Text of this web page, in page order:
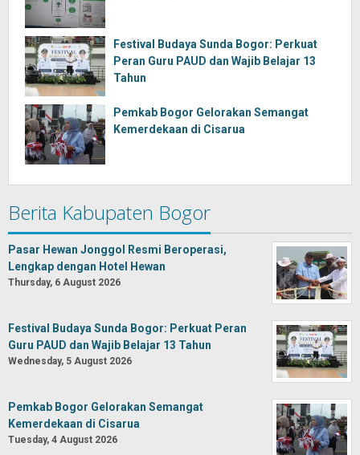
Festival Budaya Sunda Bogor: Perkuat
Peran Guru PAUD dan Wajib Belajar 13
Tahun
Pemkab Bogor Gelorakan Semangat
Kemerdekaan di Cisarua
Berita Kabupaten Bogor
Pasar Hewan Jonggol Resmi Beroperasi,
Lengkap dengan Hotel Hewan
Thursday, 6 August 2026
Festival Budaya Sunda Bogor: Perkuat Peran
Guru PAUD dan Wajib Belajar 13 Tahun
Wednesday, 5 August 2026
Pemkab Bogor Gelorakan Semangat
Kemerdekaan di Cisarua
Tuesday, 4 August 2026